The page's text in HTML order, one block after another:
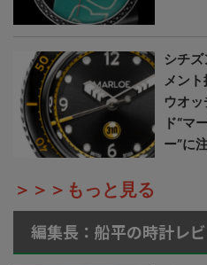
シチズ
メン
ウオ
ド“マ
ー”に
＞＞＞もっと見る
編集長：船平の時計レ